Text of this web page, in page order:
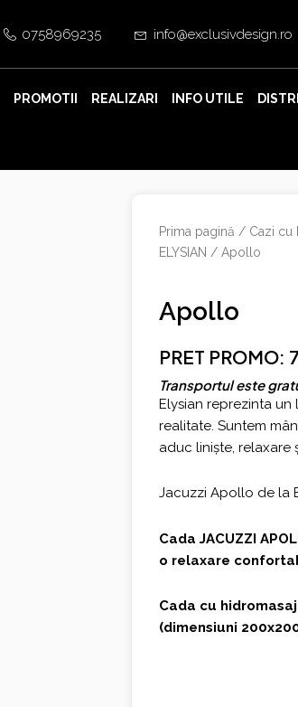
0758969235 info@exclusivdesign.ro
PROMOTII REALIZARI INFO UTILE
Prima pagină / Cazi cu
ELYSIAN / Apollo
Apollo
PRET PROMO:
Transportul este
Elysian reprezinta
realitate. Suntem
aduc liniște, relaxare
Jacuzzi Apollo de la
Cada JACUZZI
o relaxare
Cada cu
(dimensiuni